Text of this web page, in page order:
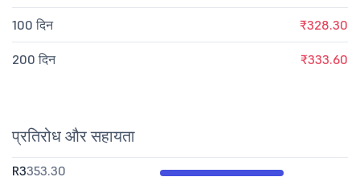
100 दिन ₹328.30
200 दिन ₹333.60
प्रतिरोध और सहायता
R3353.30